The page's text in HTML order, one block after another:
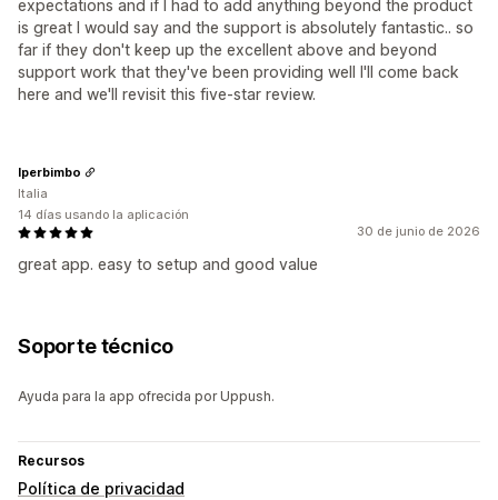
expectations and if I had to add anything beyond the product
is great I would say and the support is absolutely fantastic.. so
far if they don't keep up the excellent above and beyond
support work that they've been providing well I'll come back
here and we'll revisit this five-star review.
30 de junio de 2026
great app. easy to setup and good value
Iperbimbo
Italia
14 días usando la aplicación
Soporte técnico
Ayuda para la app ofrecida por Uppush.
Recursos
Política de privacidad